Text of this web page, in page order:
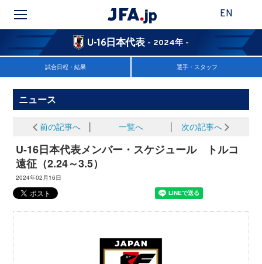
EN
U-16日本代表 - 2024年 -
試合日程・結果 選手・スタッフ
ニュース
前の記事へ 一覧へ 次の記事へ
U-16日本代表メンバー・スケジュール トルコ
遠征（2.24～3.5）
2024年02月16日